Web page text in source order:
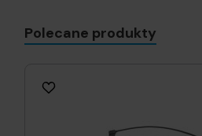
Polecane produkty